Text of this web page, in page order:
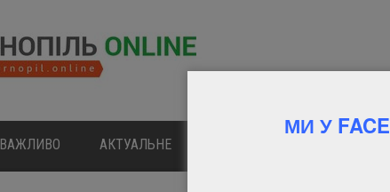
ВАЖЛИВО АКТУАЛЬНЕ
МИ У